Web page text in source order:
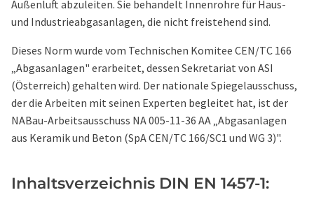
Außenluft abzuleiten. Sie behandelt Innenrohre für Haus-
und Industrieabgasanlagen, die nicht freistehend sind.
Dieses Norm wurde vom Technischen Komitee CEN/TC 166
„Abgasanlagen" erarbeitet, dessen Sekretariat von ASI
(Österreich) gehalten wird. Der nationale Spiegelausschuss,
der die Arbeiten mit seinen Experten begleitet hat, ist der
NABau-Arbeitsausschuss NA 005-11-36 AA „Abgasanlagen
aus Keramik und Beton (SpA CEN/TC 166/SC1 und WG 3)".
Inhaltsverzeichnis DIN EN 1457-1: